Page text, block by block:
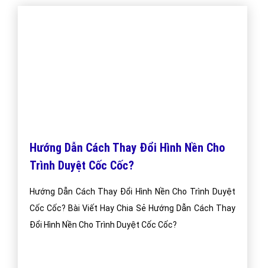
Hướng Dẫn Cách Thay Đổi Hình Nền Cho
Trình Duyệt Cốc Cốc?
Hướng Dẫn Cách Thay Đổi Hình Nền Cho Trình Duyệt
Cốc Cốc? Bài Viết Hay Chia Sẻ Hướng Dẫn Cách Thay
Đổi Hình Nền Cho Trình Duyệt Cốc Cốc?